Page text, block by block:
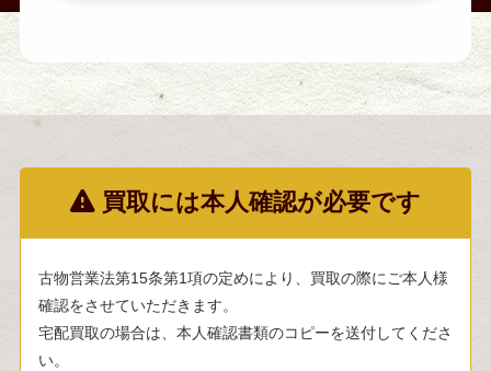
買取には本人確認が必要です
古物営業法第15条第1項の定めにより、買取の際にご本人様
確認をさせていただきます。
宅配買取の場合は、本人確認書類のコピーを送付してくださ
い。